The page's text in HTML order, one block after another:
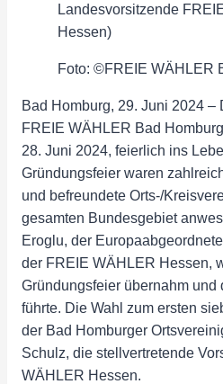
Landesvorsitzende
Hessen)
Foto: ©FREIE WÄHLER
Bad Homburg, 29. Juni 2024 –
FREIE WÄHLER Bad
28. Juni 2024, feierlich ins
Gründungsfeier waren
und befreundete Orts-/
gesamten Bundesgebiet
Eroglu, der
der FREIE WÄHLER Hessen,
Gründungsfeier übernahm und
führte. Die Wahl zum ersten
der Bad Homburger
Schulz, die stellvertretende
WÄHLER Hessen.